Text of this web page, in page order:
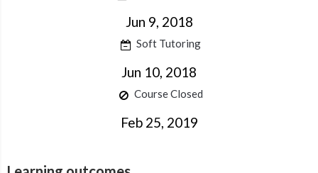
Jun 9, 2018
Soft Tutoring
Jun 10, 2018
Course Closed
Feb 25, 2019